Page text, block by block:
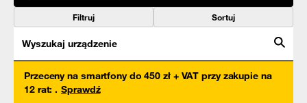
Filtruj Sortuj
Wyszukaj urządzenie
Przeceny na smartfony do 450 zł + VAT przy zakupie na
12 rat: . Sprawdź